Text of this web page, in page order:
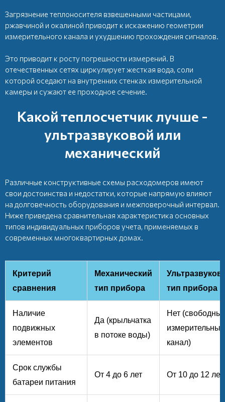
Загрязнение теплоносителя взвешенными частицами,
ржавчиной и окалиной приводит к искажению геометрии
измерительного канала и ухудшению прохождения сигналов.
Это приводит к росту погрешности измерений. В
отечественных сетях циркулирует жесткая вода, соли
которой оседают на внутренних стенках измерительной
камеры и сужают ее проходное сечение.
Какой теплосчетчик лучше -
ультразвуковой или
механический
Различные конструктивные схемы расходомеров имеют
свои достоинства и недостатки, которые напрямую влияют
на долговечность оборудования и межповерочный интервал.
Ниже приведена сравнительная характеристика основных
типов индивидуальных приборов учета, применяемых в
современных многоквартирных домах.
Критерий
сравнения
Механический
тип прибора
тип прибора
Наличие
подвижных
элементов
Да (крыльчатка
в потоке воды)
Нет
измерительный
канал)
Срок службы
батареи питания
От 4 до 6 лет От 10 до 12 лет